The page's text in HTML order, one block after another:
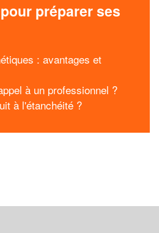
préparer ses
: avantages et
à un professionnel ?
à l'étanchéité ?